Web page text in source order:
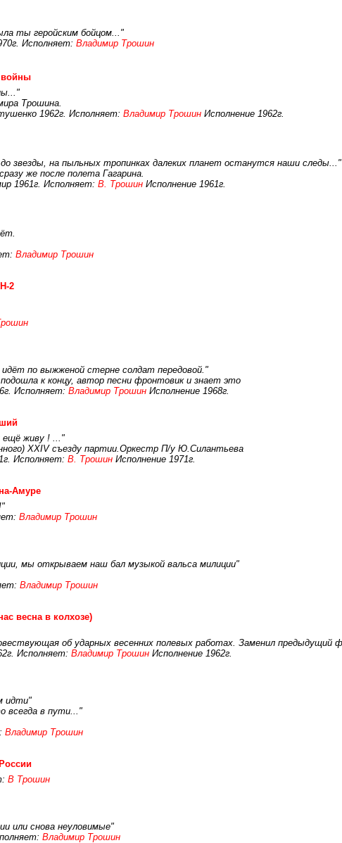
ты геройским бойцом..."
Исполняет: Владимир Трошин
войны
Трошина.
1962г. Исполняет: Владимир Трошин Исполнение 1962г.
звезды, на пыльных тропинках далеких планет останутся наши следы..."
же после полета Гагарина.
1961г. Исполняет: В. Трошин Исполнение 1961г.
Владимир Трошин
2
идёт по выжженой стерне солдат передовой."
к концу, автор песни фронтовик и знает это
Исполняет: Владимир Трошин Исполнение 1968г.
ещё живу ! ..."
ХХIV съезду партии.Оркестр П/у Ю.Силантьева
Исполняет: В. Трошин Исполнение 1971г.
Амуре
Владимир Трошин
мы открываем наш бал музыкой вальса милиции"
Владимир Трошин
весна в колхозе)
об ударных весенних полевых работах. Заменил предыдущий
Исполняет: Владимир Трошин Исполнение 1962г.
идти"
всегда в пути..."
Владимир Трошин
В Трошин
или снова неуловимые"
Владимир Трошин